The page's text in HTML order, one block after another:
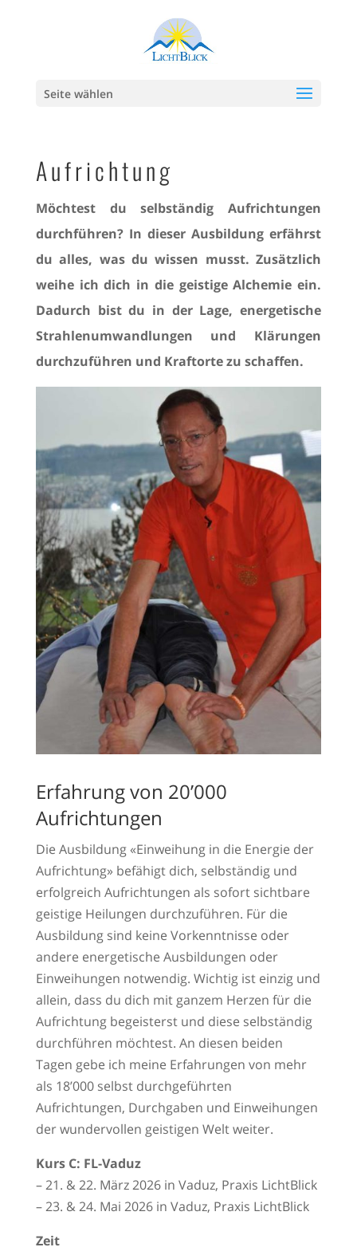
Seite wählen
Aufrichtung
Möchtest du selbständig Aufrichtungen
durchführen? In dieser Ausbildung erfährst
du alles, was du wissen musst. Zusätzlich
weihe ich dich in die geistige Alchemie ein.
Dadurch bist du in der Lage, energetische
Strahlenumwandlungen und Klärungen
durchzuführen und Kraftorte zu schaffen.
Erfahrung von 20’000
Aufrichtungen
Die Ausbildung «Einweihung in die Energie der
Aufrichtung» befähigt dich, selbständig und
erfolgreich Aufrichtungen als sofort sichtbare
geistige Heilungen durchzuführen. Für die
Ausbildung sind keine Vorkenntnisse oder
andere energetische Ausbildungen oder
Einweihungen notwendig. Wichtig ist einzig und
allein, dass du dich mit ganzem Herzen für die
Aufrichtung begeisterst und diese selbständig
durchführen möchtest. An diesen beiden
Tagen gebe ich meine Erfahrungen von mehr
als 18’000 selbst durchgeführten
Aufrichtungen, Durchgaben und Einweihungen
der wundervollen geistigen Welt weiter.
Kurs C: FL-Vaduz
– 21. & 22. März 2026 in Vaduz, Praxis LichtBlick
– 23. & 24. Mai 2026 in Vaduz, Praxis LichtBlick
Zeit